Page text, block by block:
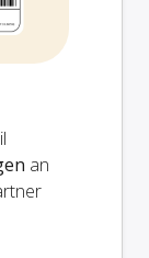
an